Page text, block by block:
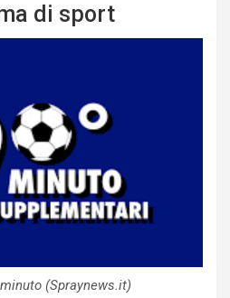
di sport
(Spraynews.it)